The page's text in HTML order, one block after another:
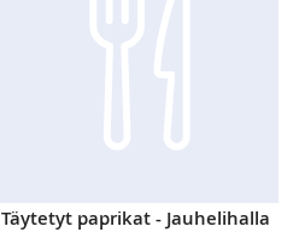
Täytetyt paprikat - Jauhelihalla